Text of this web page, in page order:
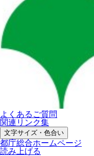
よくあるご質問
関連リンク集
文字サイズ・色合い
都庁総合ホームページ
読み上げる